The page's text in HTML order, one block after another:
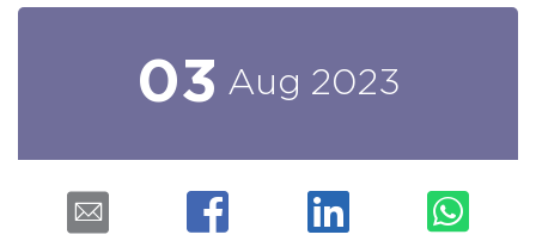
03 Aug 2023